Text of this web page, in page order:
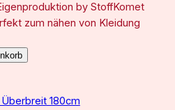
by StoffKomet
zum nähen von Kleidung
180cm